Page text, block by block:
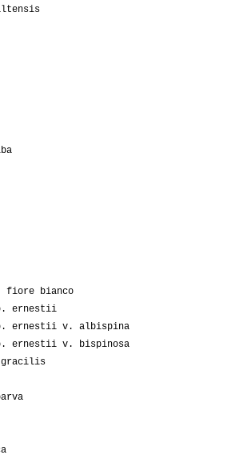
fiore bianco
ernestii
ernestii v. albispina
ernestii v. bispinosa
gracilis